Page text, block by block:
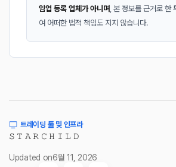
임업 등록 업체가 아니며 , 본 정보를 근거로 한
여 어떠한 법적 책임도 지지 않습니다.
트레이딩 툴 및 인프라
𝚂 𝚃 𝙰 𝚁 𝙲 𝙷 𝙸 𝙻 𝙳
Updated on6월 11, 2026